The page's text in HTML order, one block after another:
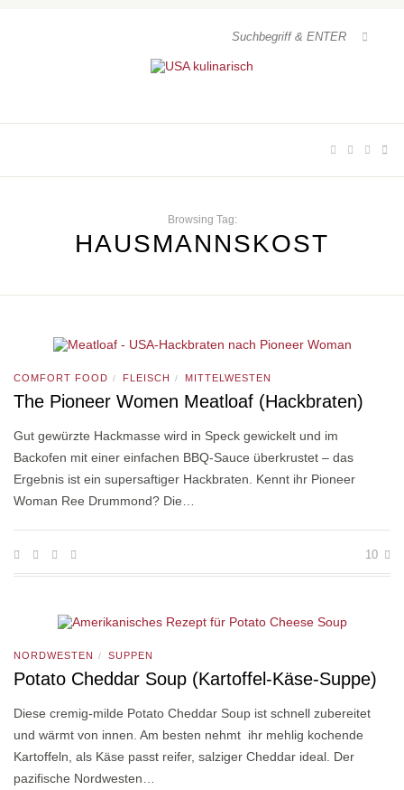
Browsing Tag:
HAUSMANNSKOST
COMFORT FOOD / FLEISCH / MITTELWESTEN
The Pioneer Women Meatloaf (Hackbraten)
Gut gewürzte Hackmasse wird in Speck gewickelt und im
Backofen mit einer einfachen BBQ-Sauce überkrustet – das
Ergebnis ist ein supersaftiger Hackbraten. Kennt ihr Pioneer
Woman Ree Drummond? Die…
10
NORDWESTEN / SUPPEN
Potato Cheddar Soup (Kartoffel-Käse-Suppe)
Diese cremig-milde Potato Cheddar Soup ist schnell zubereitet
und wärmt von innen. Am besten nehmt ihr mehlig kochende
Kartoffeln, als Käse passt reifer, salziger Cheddar ideal. Der
pazifische Nordwesten…